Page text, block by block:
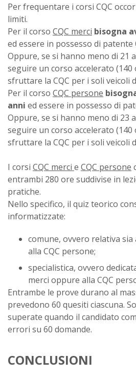
Per frequentare i corsi CQC
limiti.
Per il corso CQC merci bisogna
ed essere in possesso di patente
Oppure, se si hanno meno di 21
seguire un corso accelerato
sfruttare la CQC per i soli veicoli
Per il corso CQC persone
anni ed essere in possesso di
Oppure, se si hanno meno di 23
seguire un corso accelerato
sfruttare la CQC per i soli veicoli
I corsi CQC merci e CQC persone
entrambi 280 ore suddivise in
pratiche.
Nello specifico, il quiz teorico
informatizzate:
comune, ovvero relativa sia
alla CQC persone;
specialistica, ovvero
merci oppure alla CQC
Entrambe le prove durano al
prevedono 60 quesiti ciascuna.
superate quando il candidato
errori su 60 domande.
CONCLUSIONI